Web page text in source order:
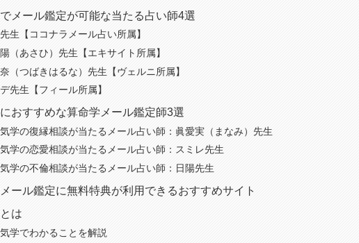
メール鑑定が可能な当たる占い師4選
生【ココナラメール占い所属】
（あさひ）先生【エキサイト所属】
（つばきはるな）先生【ヴェルニ所属】
先生【フィール所属】
おすすめな算命学メール鑑定師3選
学の復縁相談が当たるメール占い師：眞愛実（まなみ）先生
学の恋愛相談が当たるメール占い師：スミレ先生
学の不倫相談が当たるメール占い師：日陽先生
ール鑑定に無料特典が利用できるおすすめサイト
は
学でわかることを解説